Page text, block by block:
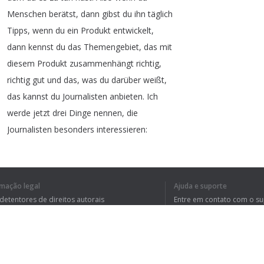
Menschen berätst, dann gibst du ihn täglich
Tipps, wenn du ein Produkt entwickelt,
dann kennst du das Themengebiet, das mit
diesem Produkt zusammenhängt richtig,
richtig gut und das, was du darüber weißt,
das kannst du Journalisten anbieten. Ich
werde jetzt drei Dinge nennen, die
Journalisten besonders interessieren:
legal
detentores de direitos autorais
Ajuda e suporte
Entre em contato com o